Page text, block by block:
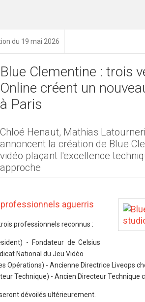
du 19 mai 2026
Blue Clementine : trois
Online créent un
à Paris
Chloé Henaut, Mathias
annoncent la création de Blue
vidéo plaçant l'excellence
approche
aguerris
professionnels reconnus :
- Fondateur de Celsius
National du Jeu Vidéo
Opérations) - Ancienne Directrice Liveops
Technique) - Ancien Directeur Technique
dévoilés ultérieurement.